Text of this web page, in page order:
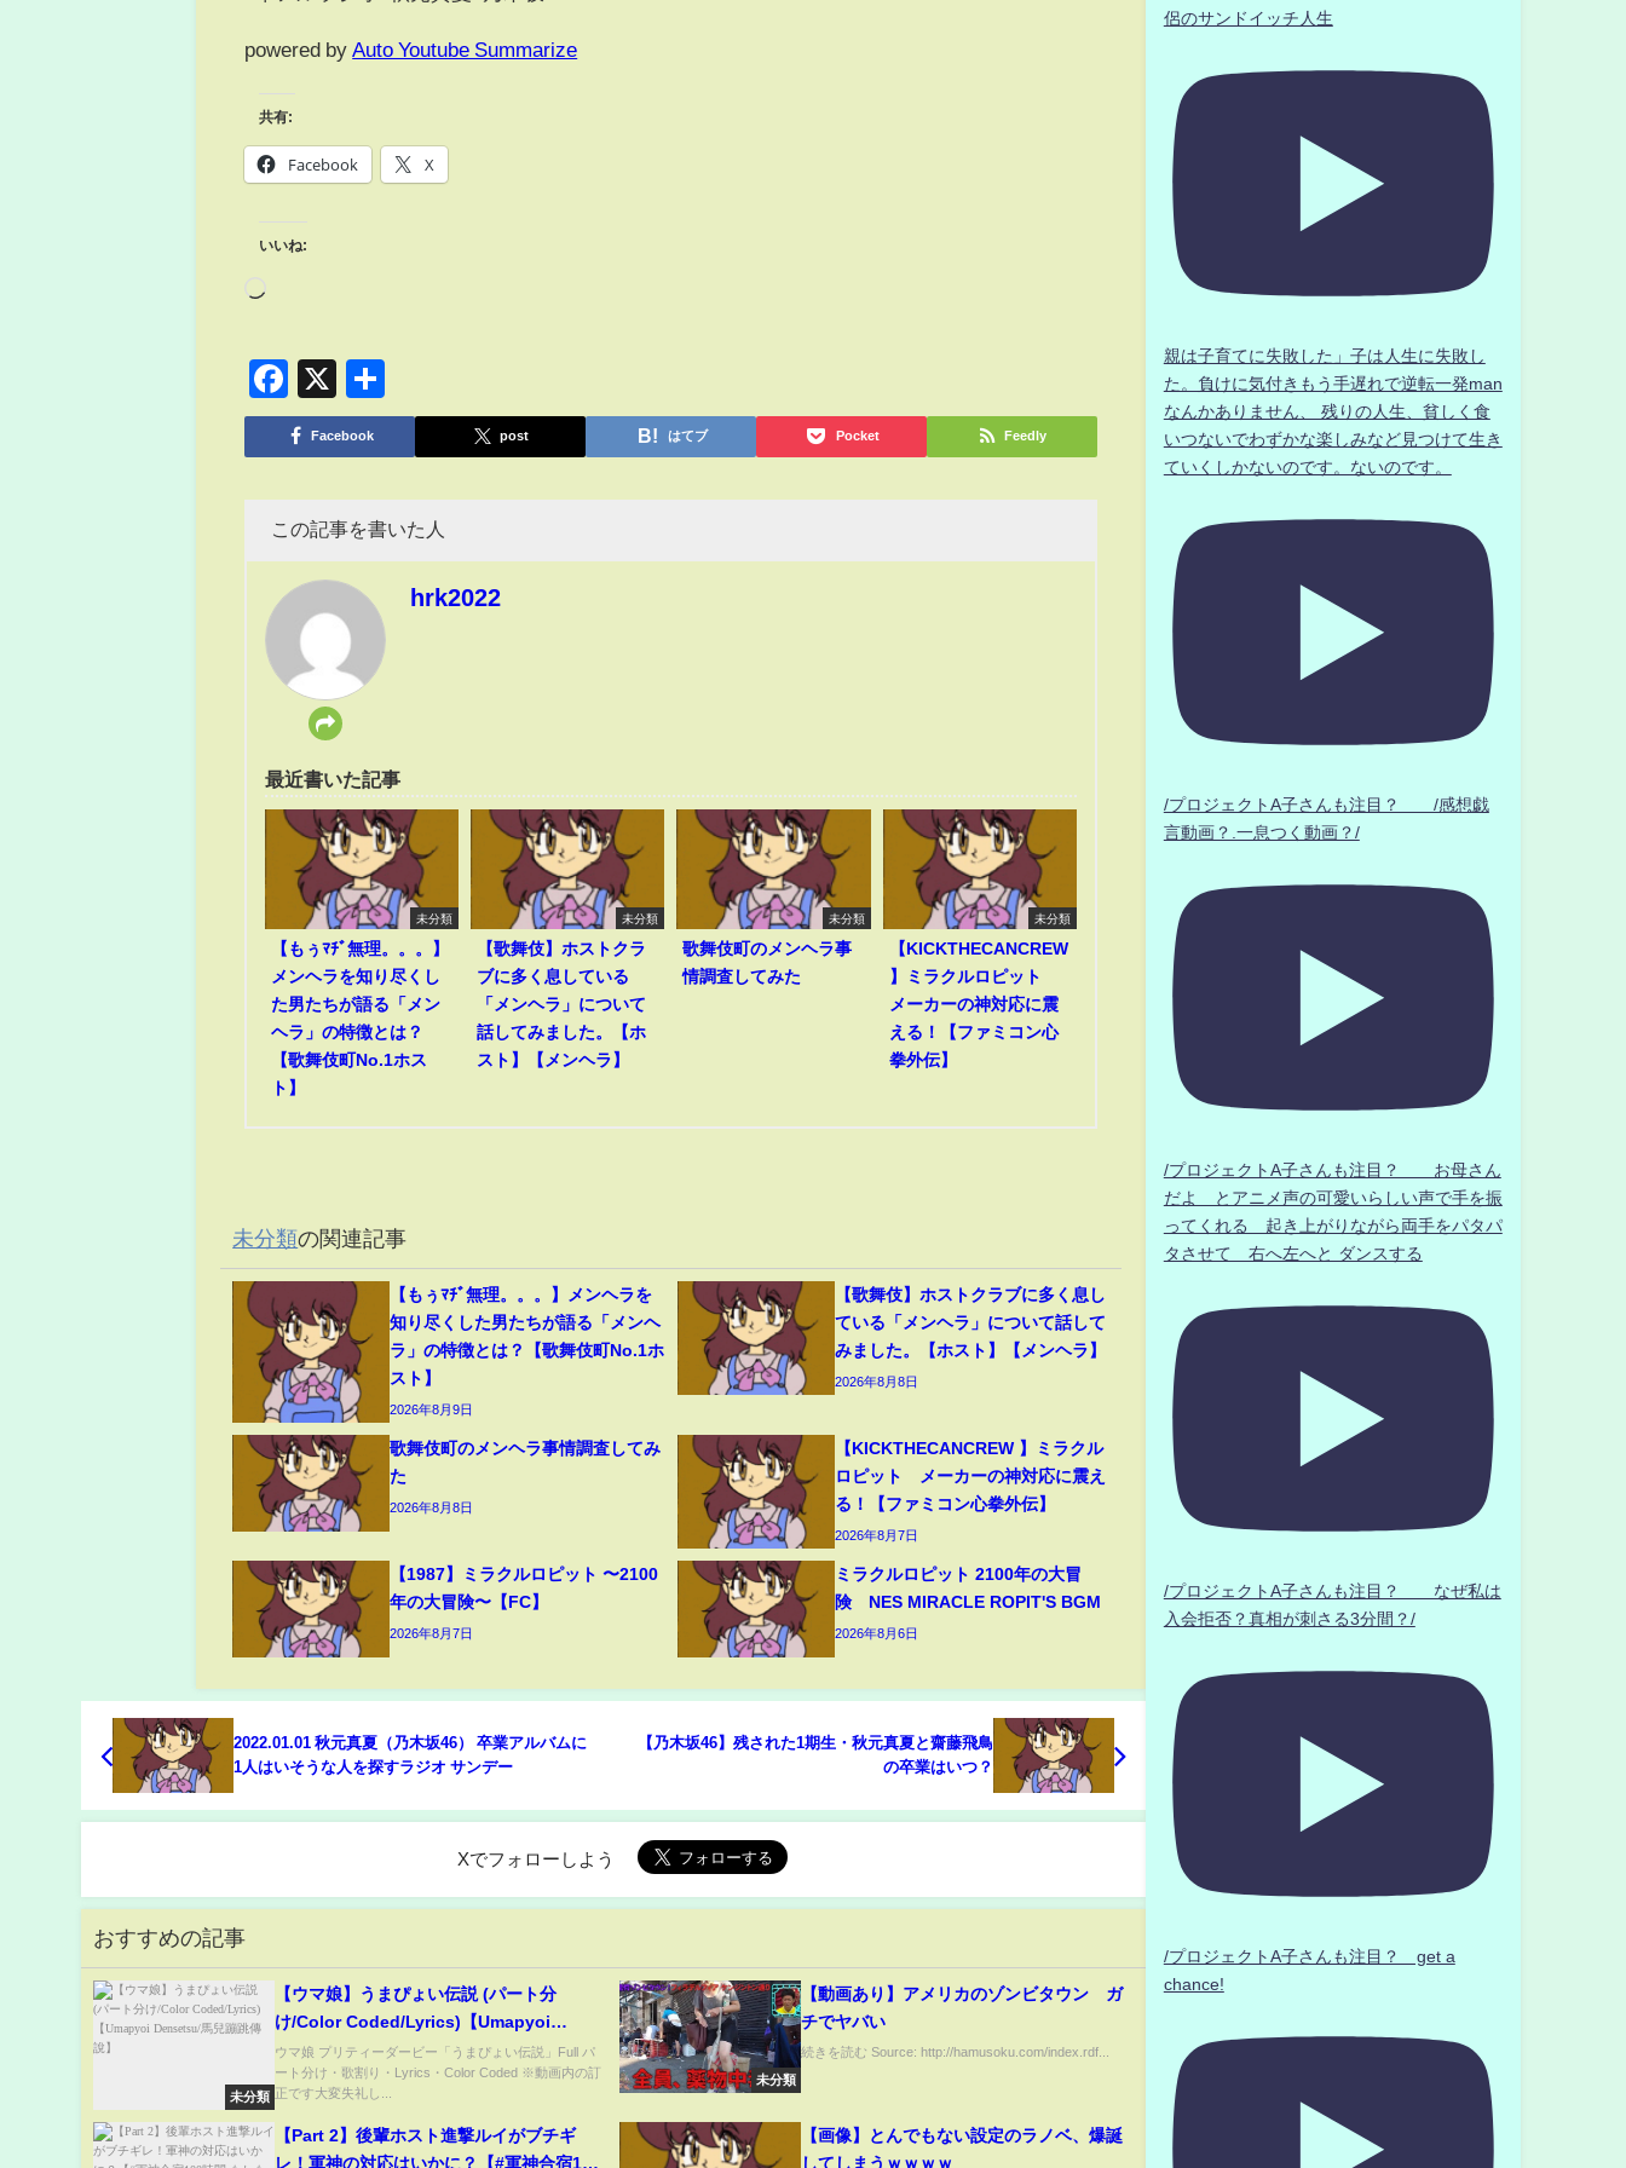
powered by Auto Youtube Summarize
共有:
Facebook X
いいね:
Facebook
X
有
Facebook post はてブ Pocket Feedly
この記事を書いた人
hrk2022
最近書いた記事
未分類
【もぅﾏﾁﾞ無理。。。】
メンヘラを知り尽くし
た男たちが語る「メン
ヘラ」の特徴とは？
【歌舞伎町No.1ホス
ト】
未分類
【歌舞伎】ホストクラ
ブに多く息している
「メンヘラ」について
話してみました。【ホ
スト】【メンヘラ】
未分類
歌舞伎町のメンヘラ事
情調査してみた
未分類
【KICKTHECANCREW
】ミラクルロピット
メーカーの神対応に震
える！【ファミコン心
拳外伝】
未分類の関連記事
【もぅﾏﾁﾞ無理。。。】メンヘラを
知り尽くした男たちが語る「メンヘ
ラ」の特徴とは？【歌舞伎町No.1ホ
スト】
2026年8月9日
【歌舞伎】ホストクラブに多く息し
ている「メンヘラ」について話して
みました。【ホスト】【メンヘラ】
2026年8月8日
歌舞伎町のメンヘラ事情調査してみ
た
2026年8月8日
【KICKTHECANCREW 】ミラクル
ロピット メーカーの神対応に震え
る！【ファミコン心拳外伝】
2026年8月7日
【1987】ミラクルロピット 〜2100
年の大冒険〜【FC】
2026年8月7日
ミラクルロピット 2100年の大冒
険 NES MIRACLE ROPIT'S BGM
2026年8月6日
2022.01.01 秋元真夏（乃木坂46） 卒業アルバムに
1人はいそうな人を探すラジオ サンデー
【乃木坂46】残された1期生・秋元真夏と齋藤飛鳥
の卒業はいつ？
Xでフォローしよう
おすすめの記事
未分類
【ウマ娘】うまぴょい伝説 (パート分
け/Color Coded/Lyrics)【Umapyoi
Densetsu/馬兒蹦跳傳說】
ウマ娘 プリティーダービー「うまぴょい伝説」Full パ
ート分け・歌割り・Lyrics・Color Coded ※動画内の訂
正です大変失礼し...
未分類
【動画あり】アメリカのゾンビタウン ガ
チでヤバい
続きを読む Source: http://hamusoku.com/index.rdf...
【Part 2】後輩ホスト進撃ルイがブチギ
レ！軍神の対応はいかに？【#軍神合宿100
【画像】とんでもない設定のラノベ、爆誕
してしまうｗｗｗｗ
侶のサンドイッチ人生
親は子育てに失敗した」子は人生に失敗し
た。負けに気付きもう手遅れで逆転一発man
なんかありません、 残りの人生、貧しく食
いつないでわずかな楽しみなど見つけて生き
ていくしかないのです。ないのです。
/プロジェクトA子さんも注目？ /感想戯
言動画？.一息つく動画？/
/プロジェクトA子さんも注目？ お母さん
だよ とアニメ声の可愛いらしい声で手を振
ってくれる 起き上がりながら両手をパタパ
タさせて 右へ左へと ダンスする
/プロジェクトA子さんも注目？ なぜ私は
入会拒否？真相が刺さる3分間？/
/プロジェクトA子さんも注目？ get a
chance!